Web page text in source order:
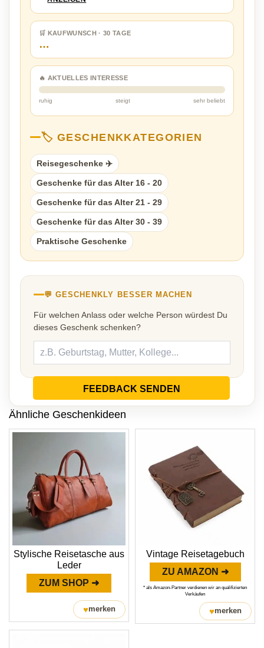
🛒 KAUFWUNSCH · 30 TAGE
…
🔥 AKTUELLES INTERESSE
ruhig steigt sehr beliebt
🏷️ GESCHENKKATEGORIEN
Reisegeschenke ✈️
Geschenke für das Alter 16 - 20
Geschenke für das Alter 21 - 29
Geschenke für das Alter 30 - 39
Praktische Geschenke
💬 GESCHENKLY BESSER MACHEN
Für welchen Anlass oder welche Person würdest Du
dieses Geschenk schenken?
FEEDBACK SENDEN
Ähnliche Geschenkideen
Stylische Reisetasche aus
Leder
ZUM SHOP ➜
♥merken
Vintage Reisetagebuch
ZU AMAZON ➜
* als Amazon-Partner verdienen wir an qualifizierten
Verkäufen
♥merken